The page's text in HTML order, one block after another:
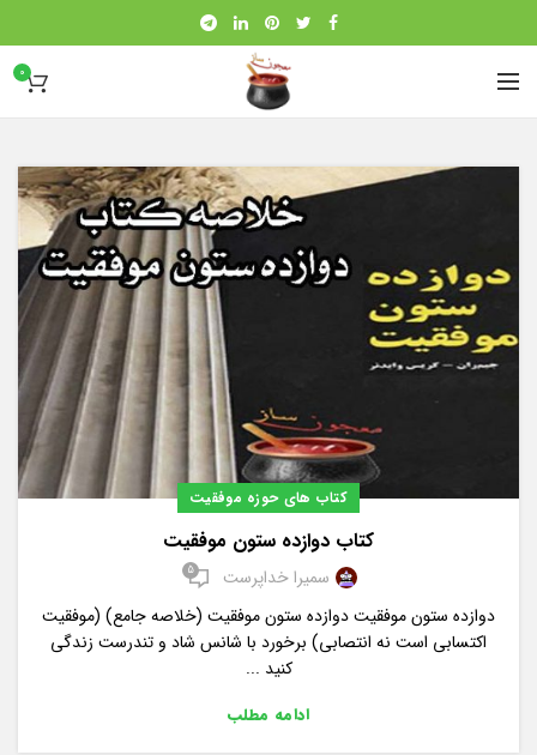
0
کتاب های حوزه موفقیت
کتاب دوازده ستون موفقیت
سمیرا خداپرست 5
دوازده ستون موفقیت دوازده ستون موفقیت (خلاصه جامع) (موفقیت
اکتسابی است نه انتصابی) برخورد با شانس شاد و تندرست زندگی
کنید ...
ادامه مطلب